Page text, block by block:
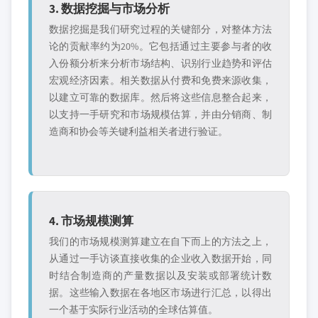
3. 数据挖掘与市场分析
数据挖掘是我们研究过程的关键部分，对整体方法
论的贡献率约为20%。它包括通过主要参与者的收
入份额分析来分析市场结构、识别行业趋势和评估
宏观经济因素。相关数据从付费和免费来源收集，
以建立可靠的数据库。然后将这些信息整合起来，
以支持一手研究和市场规模估算，并由分销商、制
造商和协会等关键利益相关者进行验证。
4. 市场规模测算
我们的市场规模测算建立在自下而上的方法之上，
从通过一手访谈直接收集的企业收入数据开始，同
时结合制造商的产量数据以及安装或部署统计数
据。这些输入数据在各地区市场进行汇总，以得出
一个基于实际行业活动的全球估算值。